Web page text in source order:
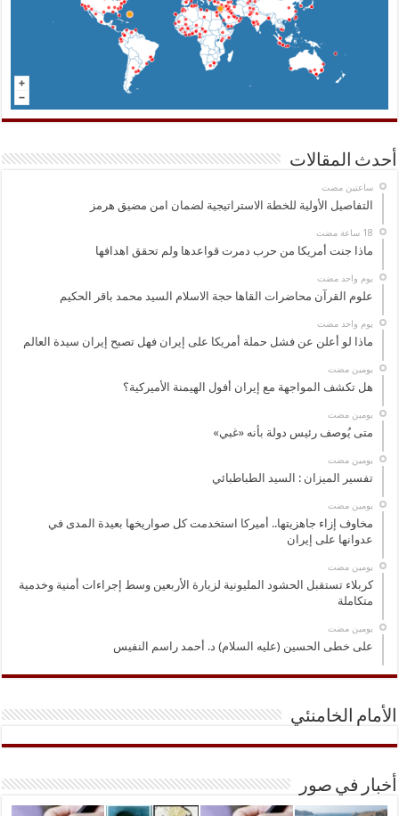
أحدث المقالات
‏ساعتين مضت
التفاصيل الأولية للخطة الاستراتيجية لضمان امن مضيق هرمز
ماذا جنت أمريكا من حرب دمرت قواعدها ولم تحقق اهدافها
‏يوم واحد مضت
علوم القرآن محاضرات القاها حجة الاسلام السيد محمد باقر الحكيم
‏يوم واحد مضت
ماذا لو أعلن عن فشل حملة أمريكا على إيران فهل تصبح إيران سيدة العالم
‏يومين مضت
هل تكشف المواجهة مع إيران أفول الهيمنة الأميركية؟
‏يومين مضت
متى يُوصف رئيس دولة بأنه «غبي»
‏يومين مضت
تفسير الميزان : السيد الطباطبائي
‏يومين مضت
مخاوف إزاء جاهزيتها.. أميركا استخدمت كل صواريخها بعيدة المدى في
عدوانها على إيران
‏يومين مضت
كربلاء تستقبل الحشود المليونية لزيارة الأربعين وسط إجراءات أمنية وخدمية
متكاملة
‏يومين مضت
على خطى الحسين (عليه السلام) د. أحمد راسم النفيس
الأمام الخامنئي
أخبار في صور